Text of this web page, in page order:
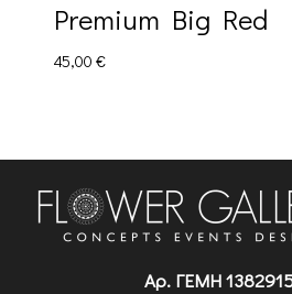
Premium Big Red
45,00 €
Αρ. ΓΕΜΗ